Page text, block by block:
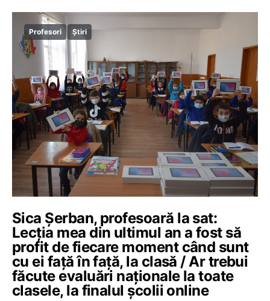
Profesori Știri
Sica Șerban, profesoară la sat:
Lecția mea din ultimul an a fost să
profit de fiecare moment când sunt
cu ei față în față, la clasă / Ar trebui
făcute evaluări naționale la toate
clasele, la finalul școlii online